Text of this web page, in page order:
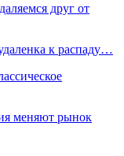
друг от
к распаду…
меняют рынок